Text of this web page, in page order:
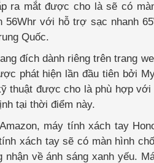
ra mắt được cho là sẽ có
56Whr với hỗ trợ sạc nhanh
Quốc.
đích dành riêng trên trang
phát hiện lần đầu tiên bởi
thuật được cho là phù hợp
tại thời điểm này.
máy tính xách tay
xách tay sẽ có màn hình
nhận về ánh sáng xanh yếu.